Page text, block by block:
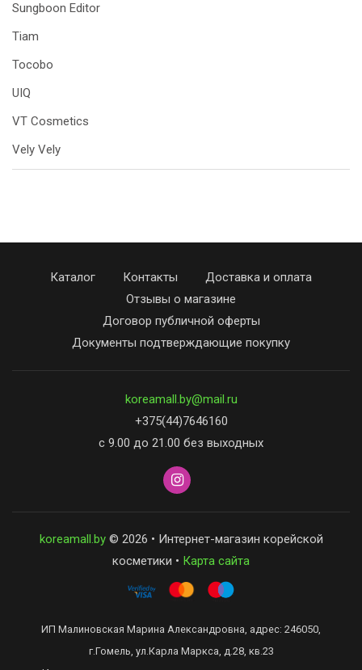
Sungboon Editor
Tiam
Tocobo
UIQ
VT Cosmetics
Vely Vely
Каталог Контакты
Доставка и оплата
Отзывы о магазине
Договор публичной оферты
Документы подтверждающие покупку
koreamall.by@mail.ru
+375(44)7646160
с 9.00 до 21.00 без выходных
koreamall.by© 2026 • Интернет-магазин корейской
косметики • Карта сайта
ИП Малиновская Марина Александровна, адрес: 246050,
г.Гомель, ул.Карла Маркса, д.28, кв.23